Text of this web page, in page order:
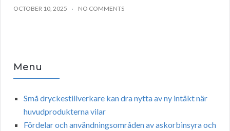
OCTOBER 10, 2025 NO COMMENTS
Menu
Små dryckestillverkare kan dra nytta av ny intäkt när
huvudprodukterna vilar
Fördelar och användningsområden av askorbinsyra och